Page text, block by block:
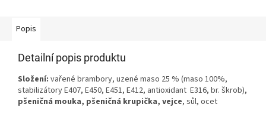
Popis
Detailní popis produktu
Složení: vařené brambory, uzené maso 25 % (maso 100%,
stabilizátory E407, E450, E451, E412, antioxidant E316, br. škrob),
pšeničná mouka, pšeničná krupička, vejce, sůl, ocet